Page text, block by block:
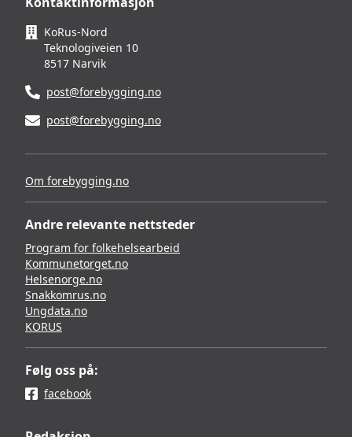
KoRus-Nord
Teknologiveien 10
8517 Narvik
post@forebygging.no
post@forebygging.no
Om forebygging.no
Andre relevante nettsteder
Program for folkehelsearbeid
Kommunetorget.no
Helsenorge.no
Snakkomrus.no
Ungdata.no
KORUS
Følg oss på:
facebook